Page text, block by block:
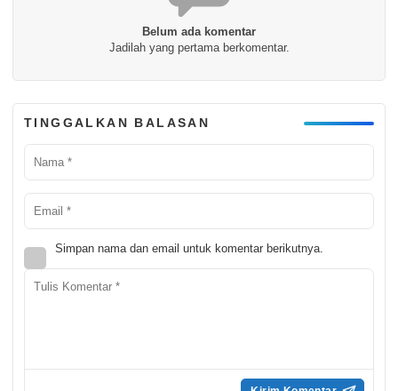
Belum ada komentar
Jadilah yang pertama berkomentar.
TINGGALKAN BALASAN
Simpan nama dan email untuk komentar berikutnya.